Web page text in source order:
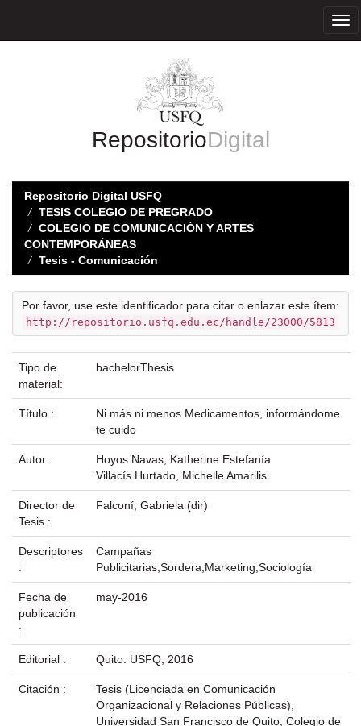
RepositorioDigital
Repositorio Digital USFQ
TESIS COLEGIO DE PREGRADO
COLEGIO DE COMUNICACIÓN Y ARTES
CONTEMPORÁNEAS
Tesis - Comunicación
Por favor, use este identificador para citar o enlazar este ítem:
http://repositorio.usfq.edu.ec/handle/23000/5813
Tipo de
material:
bachelorThesis
Título :
Ni más ni menos Medicamentos, informándome
te cuido
Autor :
Hoyos Navas, Katherine Estefanía
Villacís Hurtado, Michelle Amarilis
Director de
Tesis :
Falconí, Gabriela (dir)
Descriptores
:
Campañas
Publicitarias;Sordera;Marketing;Sociología
Fecha de
publicación
:
may-2016
Editorial : Quito: USFQ, 2016
Citación :
Tesis (Licenciada en Comunicación
Organizacional y Relaciones Públicas),
Universidad San Francisco de Quito, Colegio de